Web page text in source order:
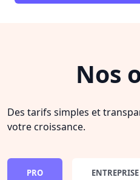
Nos
Des tarifs simples et
votre croissance.
PRO ENTREPRISE